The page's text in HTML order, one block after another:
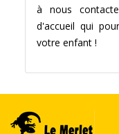
à nous
d'accueil qui
votre enfant !